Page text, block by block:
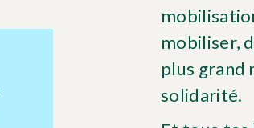
mobiliser,
plus grand
solidarité.